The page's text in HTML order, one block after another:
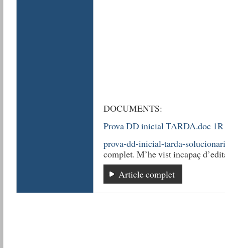
DOCUMENTS:
Prova DD inicial TARDA.doc
prova-dd-inicial-tarda-solucionari
complet. M’he vist incapaç
Article complet